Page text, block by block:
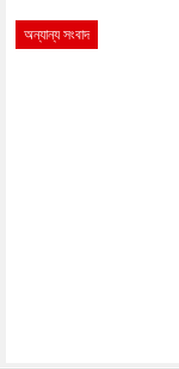
অন্যান্য সংবাদ